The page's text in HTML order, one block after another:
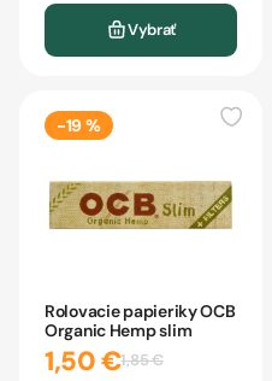
Vybrať
-19 %
Rolovacie papieriky OCB
Organic Hemp slim
1,50 €1,85 €